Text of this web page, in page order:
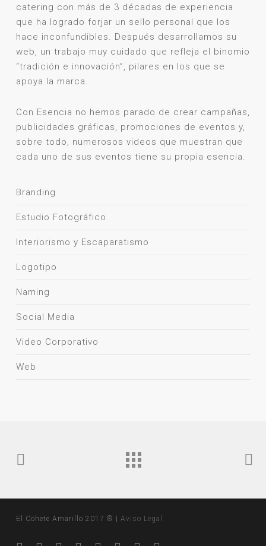
catering con más de 3 décadas de experiencia
que ha logrado forjar un sello personal que los
hace inconfundibles. Después desarrollamos su
web, un trabajo muy cuidado que refleja el binomio
“tradición e innovación”, pilares en los que se
apoya la marca.
Con Esencia no hemos parado de crear campañas,
publicidades gráficas, promociones de eventos y,
sobre todo, numerosos videos que muestran que
cada uno de sus eventos tiene su propia esencia.
Branding
Estudio Fotográfico
Interiorismo y Escaparatismo
Logotipo
Naming
Social Media
Video Corporativo
Web
El Cohete Amarillo 2017 ® | Aviso Legal